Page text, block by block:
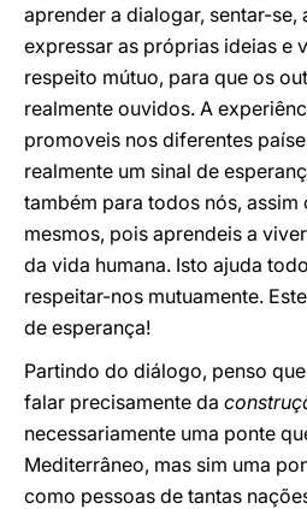
aprender a dialogar, sentar-se,
expressar as próprias ideias e
respeito mútuo, para que os
realmente ouvidos. A
promoveis nos diferentes
realmente um sinal de
também para todos nós,
mesmos, pois aprendeis a
da vida humana. Isto ajuda
respeitar-nos mutuamente.
de esperança!
Partindo do diálogo, penso
falar precisamente da
necessariamente uma ponte
Mediterrâneo, mas sim uma
como pessoas de tantas